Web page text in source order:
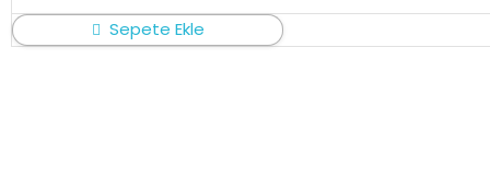
Sepete Ekle